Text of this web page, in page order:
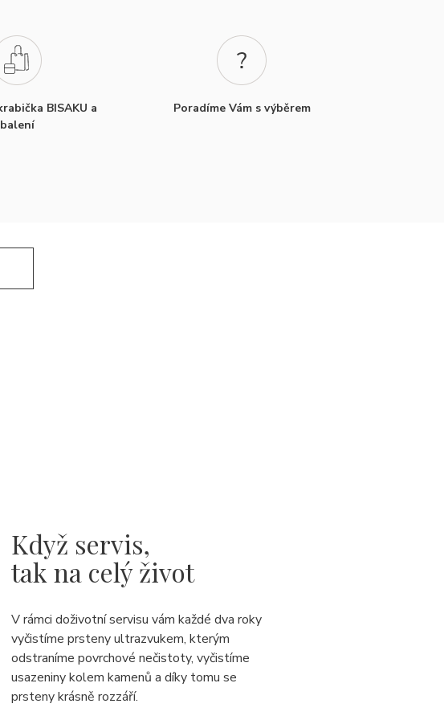
BISAKU a
balení
Poradíme Vám s výběrem
Když servis,
tak na celý život
V rámci doživotní servisu vám každé dva roky
vyčistíme prsteny ultrazvukem, kterým
odstraníme povrchové nečistoty, vyčistíme
usazeniny kolem kamenů a díky tomu se
prsteny krásně rozzáří.